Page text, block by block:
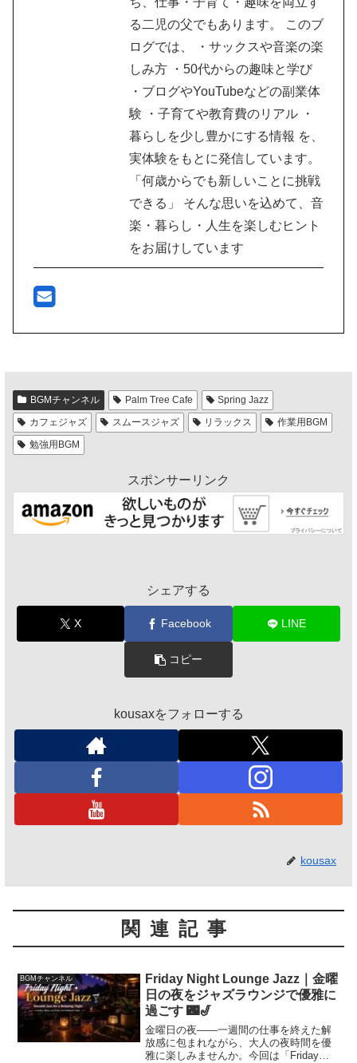
る二児の父でもあります。 このブ
ログでは、 ・サックスや音楽の楽
しみ方 ・50代からの趣味と学び
・ブログやYouTubeなどの副業体
験 ・子育てや教育費のリアル ・
暮らしを少し豊かにする情報 を、
実体験をもとに発信しています。
「何歳からでも新しいことに挑戦
できる」 そんな思いを込めて、音
楽・暮らし・人生を楽しむヒント
をお届けしています
BGMチャンネル Palm Tree Cafe
Spring Jazz
カフェジャズ
スムースジャズ リラックス
作業用BGM
勉強用BGM
スポンサーリンク
シェアする
X Facebook LINE
コピー
kousaxをフォローする
kousax
関連記事
BGMチャンネル
Friday Night Lounge Jazz｜金曜
日の夜をジャズラウンジで優雅に
過ごす 🌃🎷
金曜日の夜——一週間の仕事を終えた解
放感に包まれながら、大人の夜時間を優
雅に楽しみませんか。今回は「Friday